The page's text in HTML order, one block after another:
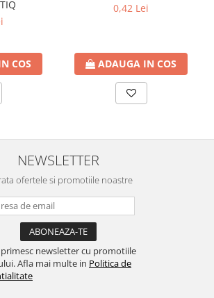
12000
18000
24000
si
pentru
solare
COS
0,42 Lei
ADAUGA IN COS
NEWSLETTER
ofertele si promotiile noastre
primesc newsletter cu promotiile
Afla mai multe in Politica de